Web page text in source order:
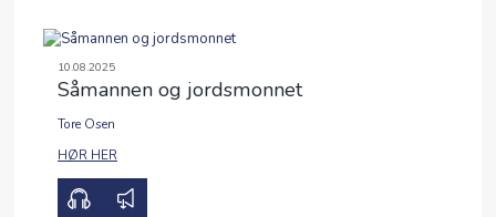
10.08.2025
Såmannen og jordsmonnet
Tore Osen
HØR HER